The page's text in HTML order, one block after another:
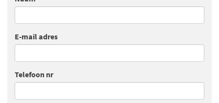
E-mail adres
Telefoon nr